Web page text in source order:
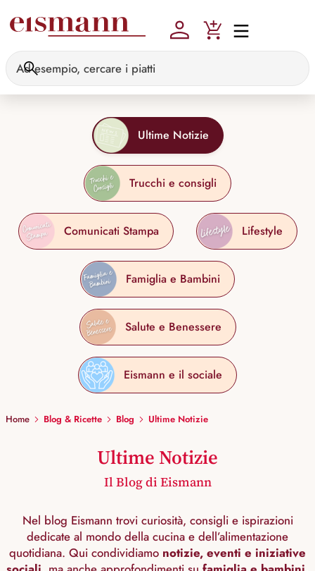
Ultime Notizie
Trucchi e consigli
Comunicati Stampa Lifestyle
Famiglia e Bambini
Salute e Benessere
Eismann e il sociale
Home Blog & Ricette Blog Ultime Notizie
Ultime Notizie
Il Blog di Eismann
Nel blog Eismann trovi curiosità, consigli e ispirazioni
dedicate al mondo della cucina e dell’alimentazione
quotidiana. Qui condividiamo notizie, eventi e iniziative